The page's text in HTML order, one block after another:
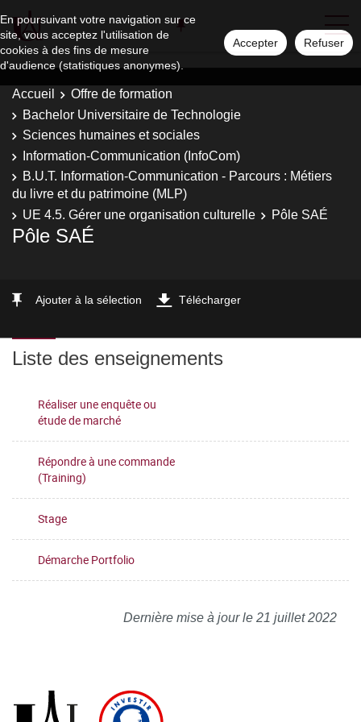
En poursuivant votre navigation sur ce
site, vous acceptez l'utilisation de
cookies à des fins de mesure
d'audience (statistiques anonymes).
Accepter Refuser
Accueil
Offre de formation
Bachelor Universitaire de Technologie
Sciences humaines et sociales
Information-Communication (InfoCom)
B.U.T. Information-Communication - Parcours : Métiers
du livre et du patrimoine (MLP)
UE 4.5. Gérer une organisation culturelle
Pôle SAÉ
Pôle SAÉ
Ajouter à la sélection Télécharger
Liste des enseignements
Réaliser une enquête ou
étude de marché
Répondre à une commande
(Training)
Stage
Démarche Portfolio
Dernière mise à jour le 21 juillet 2022